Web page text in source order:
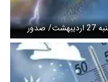
پیش بینی هوای فارس فردا یکشنبه 27 اردیبهشت/ صدور